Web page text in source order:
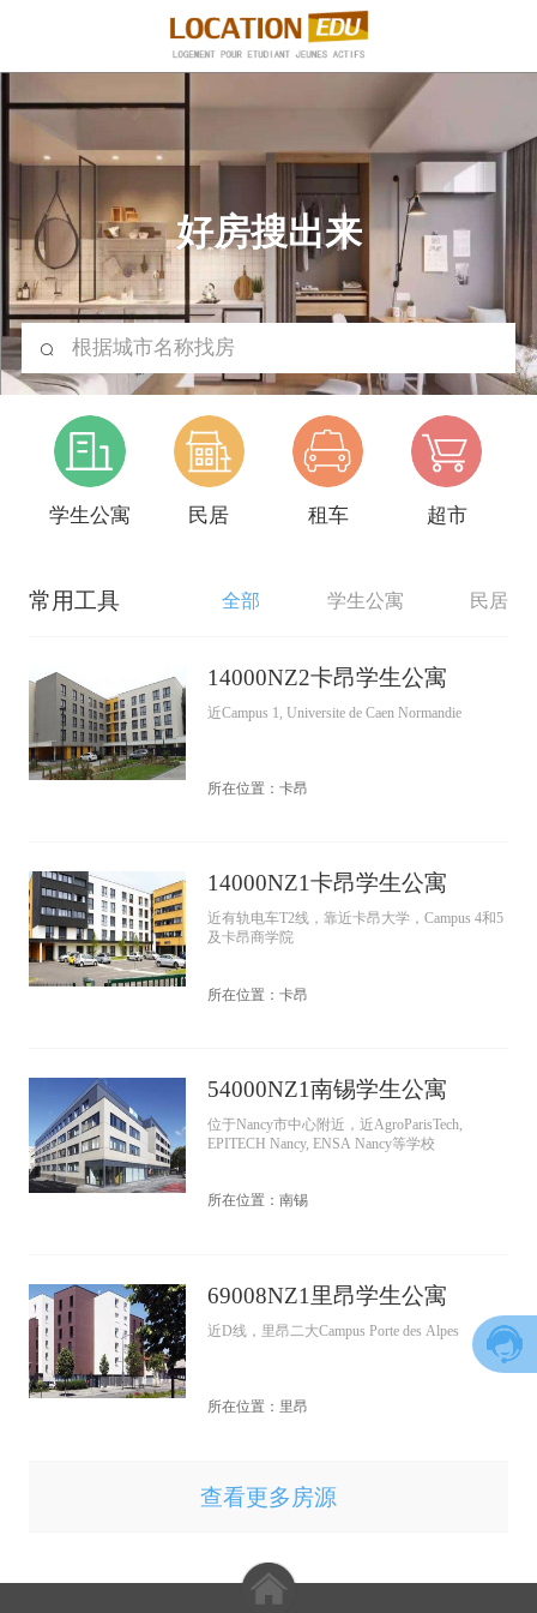
好房搜出来
根据城市名称找房
学生公寓 民居 租车 超市
常用工具 全部 学生公寓 民居
14000NZ2卡昂学生公寓
近Campus 1, Universite de Caen Normandie
所在位置：卡昂
14000NZ1卡昂学生公寓
近有轨电车T2线，靠近卡昂大学，Campus 4和5
及卡昂商学院
所在位置：卡昂
54000NZ1南锡学生公寓
位于Nancy市中心附近，近AgroParisTech,
EPITECH Nancy, ENSA Nancy等学校
所在位置：南锡
69008NZ1里昂学生公寓
近D线，里昂二大Campus Porte des Alpes
所在位置：里昂
查看更多房源